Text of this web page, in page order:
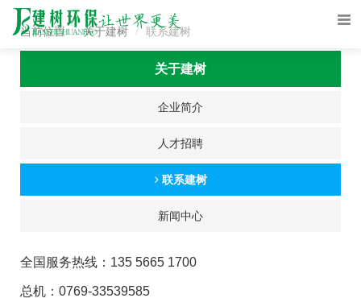
当前位置 关于建树 联系建树
关于建树
企业简介
人才招聘
联系建树
新闻中心
全国服务热线：135 5665 1700
总机：0769-33539585